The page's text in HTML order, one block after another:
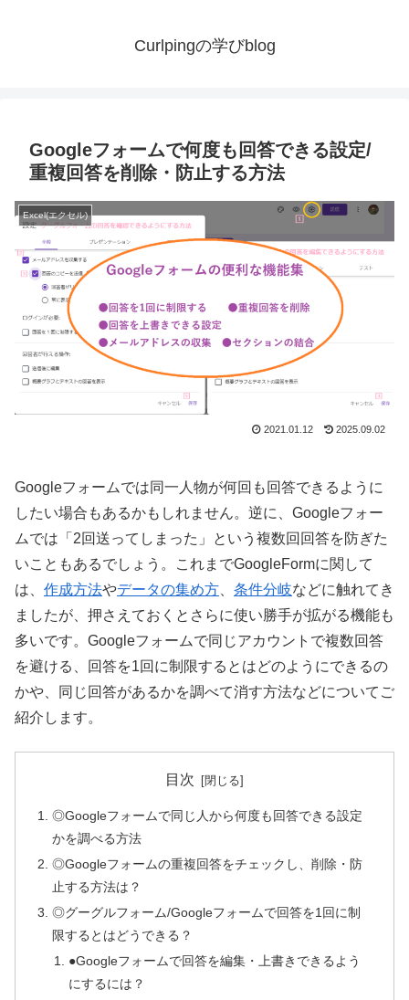
Curlpingの学びblog
Googleフォームで何度も回答できる設定/
重複回答を削除・防止する方法
Excel(エクセル)
2021.01.12 2025.09.02
Googleフォームでは同一人物が何回も回答できるように
したい場合もあるかもしれません。逆に、Googleフォー
ムでは「2回送ってしまった」という複数回回答を防ぎた
いこともあるでしょう。これまでGoogleFormに関して
は、 作成方法やデータの集め方、 条件分岐などに触れてき
ましたが、押さえておくとさらに使い勝手が拡がる機能も
多いです。Googleフォームで同じアカウントで複数回答
を避ける、回答を1回に制限するとはどのようにできるの
かや、同じ回答があるかを調べて消す方法などについてご
紹介します。
目次
◎Googleフォームで同じ人から何度も回答できる設定
かを調べる方法
◎Googleフォームの重複回答をチェックし、削除・防
止する方法は？
◎グーグルフォーム/Googleフォームで回答を1回に制
限するとはどうできる？
●Googleフォームで回答を編集・上書きできるよう
にするには？